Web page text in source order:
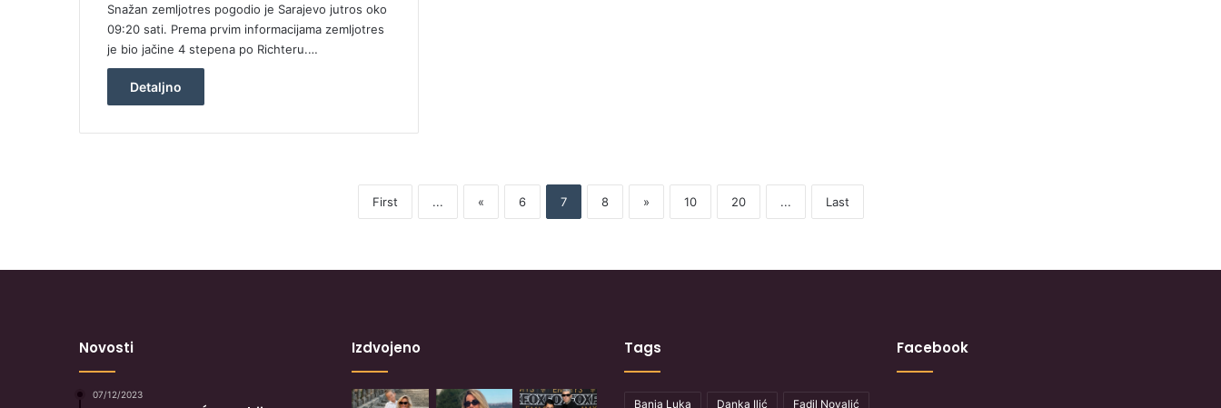
Snažan zemljotres pogodio je Sarajevo jutros oko
09:20 sati. Prema prvim informacijama zemljotres
je bio jačine 4 stepena po Richteru.…
Detaljno
First ... « 6 7 8 » 10 20 ... Last
Novosti
07/12/2023
Izdvojeno Tags
Banja Luka Danka Ilić Fadil Novalić
Facebook